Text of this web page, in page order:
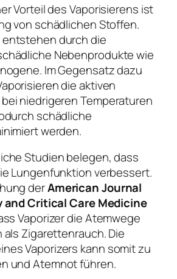
Vorteil des Vaporisierens ist
von schädlichen Stoffen.
entstehen durch die
Nebenprodukte wie
Im Gegensatz dazu
die aktiven
niedrigeren Temperaturen
schädliche
werden.
Studien belegen, dass
Lungenfunktion verbessert.
derAmerican Journal
and Critical Care Medicine
Vaporizer die Atemwege
Zigarettenrauch. Die
Vaporizers kann somit zu
und Atemnot führen.